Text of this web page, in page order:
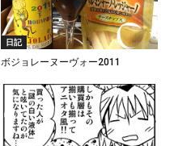
日記
ボジョレーヌーヴォー2011